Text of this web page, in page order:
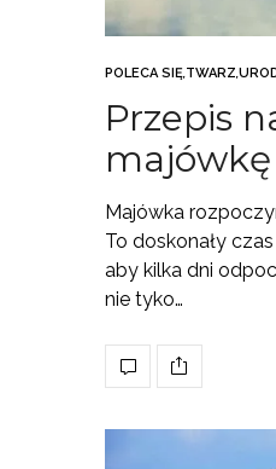
POLECA SIĘ,TWARZ,
Przepis
majówkę
Majówka
To doskonały
aby kilka dni
nie tyko…